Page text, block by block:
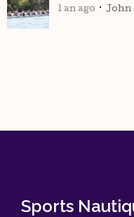
1 an ago John
Sports